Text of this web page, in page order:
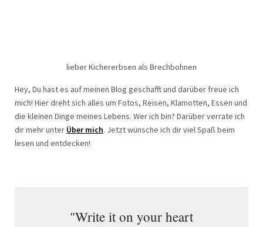
lieber Kichererbsen als Brechbohnen
Hey, Du hast es auf meinen Blog geschafft und darüber freue ich
mich! Hier dreht sich alles um Fotos, Reisen, Klamotten, Essen und
die kleinen Dinge meines Lebens. Wer ich bin? Darüber verrate ich
dir mehr unter Über mich. Jetzt wünsche ich dir viel Spaß beim
lesen und entdecken!
"Write it on your heart